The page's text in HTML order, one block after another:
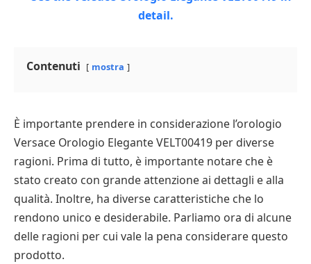
Contenuti mostra
È importante prendere in considerazione l’orologio
Versace Orologio Elegante VELT00419 per diverse
ragioni. Prima di tutto, è importante notare che è
stato creato con grande attenzione ai dettagli e alla
qualità. Inoltre, ha diverse caratteristiche che lo
rendono unico e desiderabile. Parliamo ora di alcune
delle ragioni per cui vale la pena considerare questo
prodotto.